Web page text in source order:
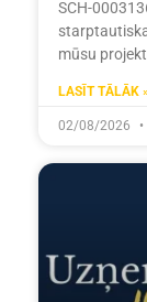
SCH-
mūsu
LASĪT TĀLĀK
02/08/2026